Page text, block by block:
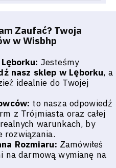
Zaufać? Twoja
w Wisbhp
Jesteśmy
nasz sklep w Lęborku, a
idealnie do Twojej
to nasza odpowiedź
z Trójmiasta oraz całej
warunkach, by
rozwiązania.
Rozmiaru: Zamówiłeś
na darmową wymianę na